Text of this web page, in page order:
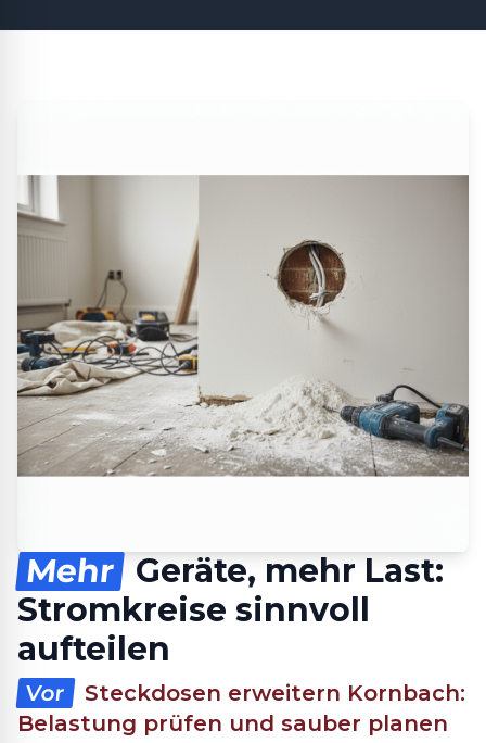
Mehr Geräte, mehr Last:
Stromkreise sinnvoll
aufteilen
Vor
Steckdosen erweitern Kornbach:
Belastung prüfen und sauber planen